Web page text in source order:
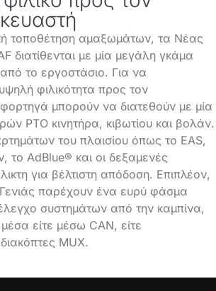
τοποθέτηση αμαξωμάτων, τα Νέας
διατίθενται με μία μεγάλη γκάμα
το εργοστάσιο. Για να
φιλικότητα προς τον
μπορούν να διατεθούν με μία
PTO κινητήρα, κιβωτίου και βολάν.
του πλαισίου όπως το EAS,
το AdBlue® και οι δεξαμενές
για βέλτιστη απόδοση. Επιπλέον,
παρέχουν ένα ευρύ φάσμα
συστημάτων από την καμπίνα,
είτε μέσω CAN, είτε
MUX.